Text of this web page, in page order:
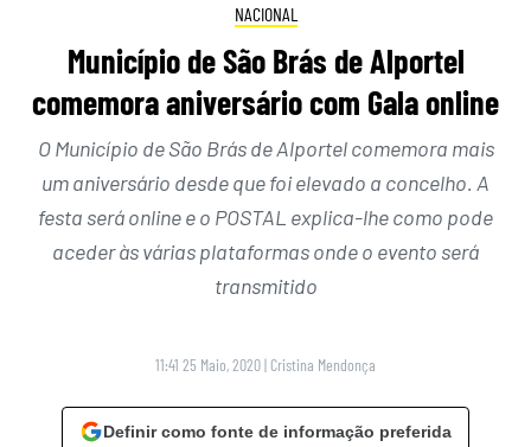
NACIONAL
Município de São Brás de Alportel
comemora aniversário com Gala online
O Município de São Brás de Alportel comemora mais
um aniversário desde que foi elevado a concelho. A
festa será online e o POSTAL explica-lhe como pode
aceder às várias plataformas onde o evento será
transmitido
11:41 25 Maio, 2020| Cristina Mendonça
Definir como fonte de informação preferida